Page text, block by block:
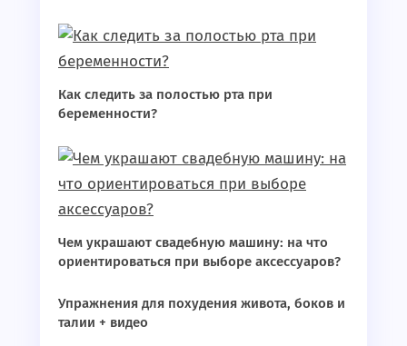
Как следить за полостью рта при
беременности?
Чем украшают свадебную машину: на что
ориентироваться при выборе аксессуаров?
Упражнения для похудения живота, боков и
талии + видео